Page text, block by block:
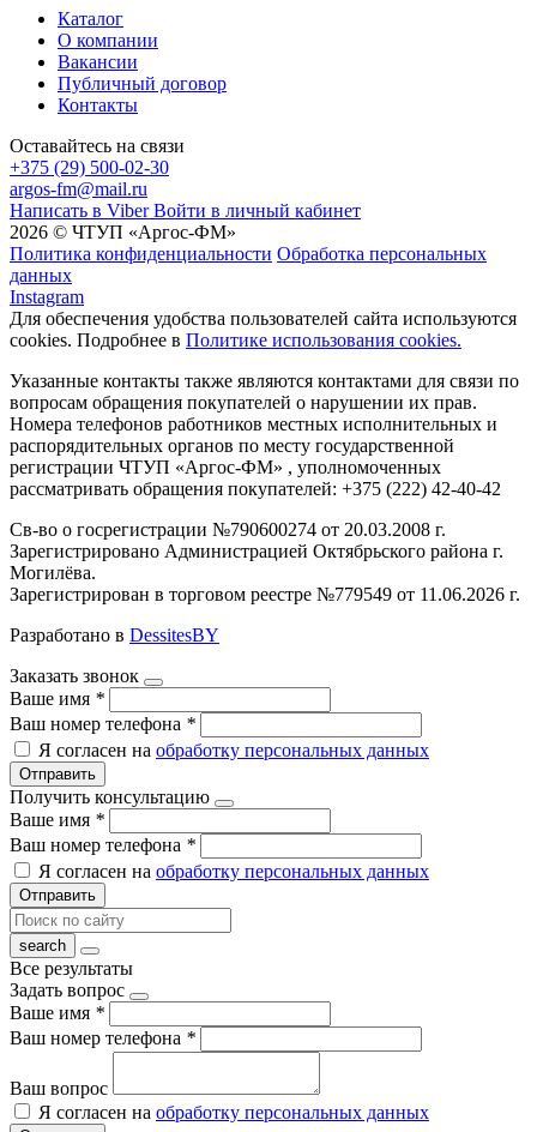
Каталог
О компании
Вакансии
Публичный договор
Контакты
Оставайтесь на связи
+375 (29) 500-02-30
argos-fm@mail.ru
Написать в Viber Войти в личный кабинет
2026 © ЧТУП «Аргос-ФМ»
Политика конфиденциальности Обработка персональных
данных
Instagram
Для обеспечения удобства пользователей сайта используются
cookies. Подробнее в Политике использования cookies.
Указанные контакты также являются контактами для связи по
вопросам обращения покупателей о нарушении их прав.
Номера телефонов работников местных исполнительных и
распорядительных органов по месту государственной
регистрации ЧТУП «Аргос-ФМ» , уполномоченных
рассматривать обращения покупателей: +375 (222) 42-40-42
Св-во о госрегистрации №790600274 от 20.03.2008 г.
Зарегистрировано Администрацией Октябрьского района г.
Могилёва.
Зарегистрирован в торговом реестре №779549 от 11.06.2026 г.
Разработано в DessitesBY
Заказать звонок
Ваше имя *
Ваш номер телефона *
Я согласен на обработку персональных данных
Отправить
Получить консультацию
Ваше имя *
Ваш номер телефона *
Я согласен на обработку персональных данных
Отправить
Все результаты
Задать вопрос
Ваше имя *
Ваш номер телефона *
Ваш вопрос
Я согласен на обработку персональных данных